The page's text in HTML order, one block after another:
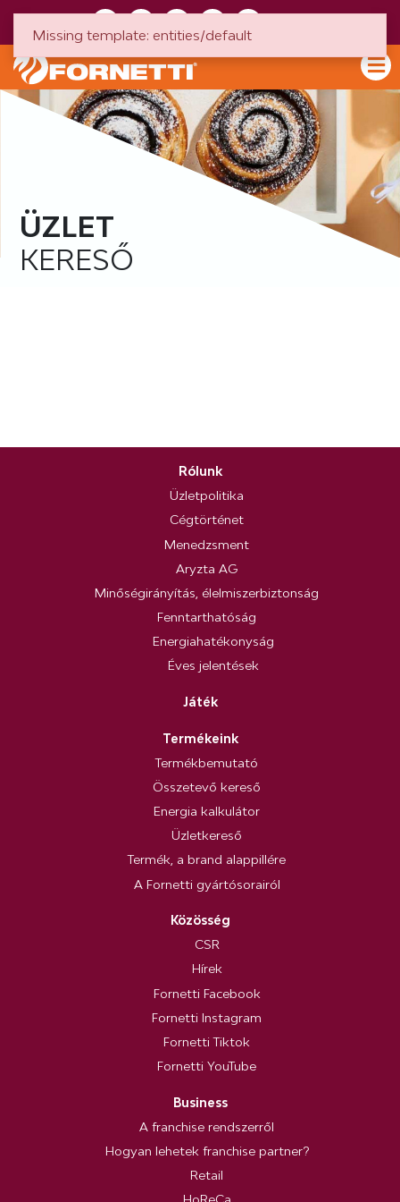
ÜZLET
KERESŐ
Rólunk
Üzletpolitika
Cégtörténet
Menedzsment
Aryzta AG
Minőségirányítás, élelmiszerbiztonság
Fenntarthatóság
Energiahatékonyság
Éves jelentések
Játék
Termékeink
Termékbemutató
Összetevő kereső
Energia kalkulátor
Üzletkereső
Termék, a brand alappillére
A Fornetti gyártósorairól
Közösség
CSR
Hírek
Fornetti Facebook
Fornetti Instagram
Fornetti Tiktok
Fornetti YouTube
Business
A franchise rendszerről
Hogyan lehetek franchise partner?
Retail
Missing template: entities/default